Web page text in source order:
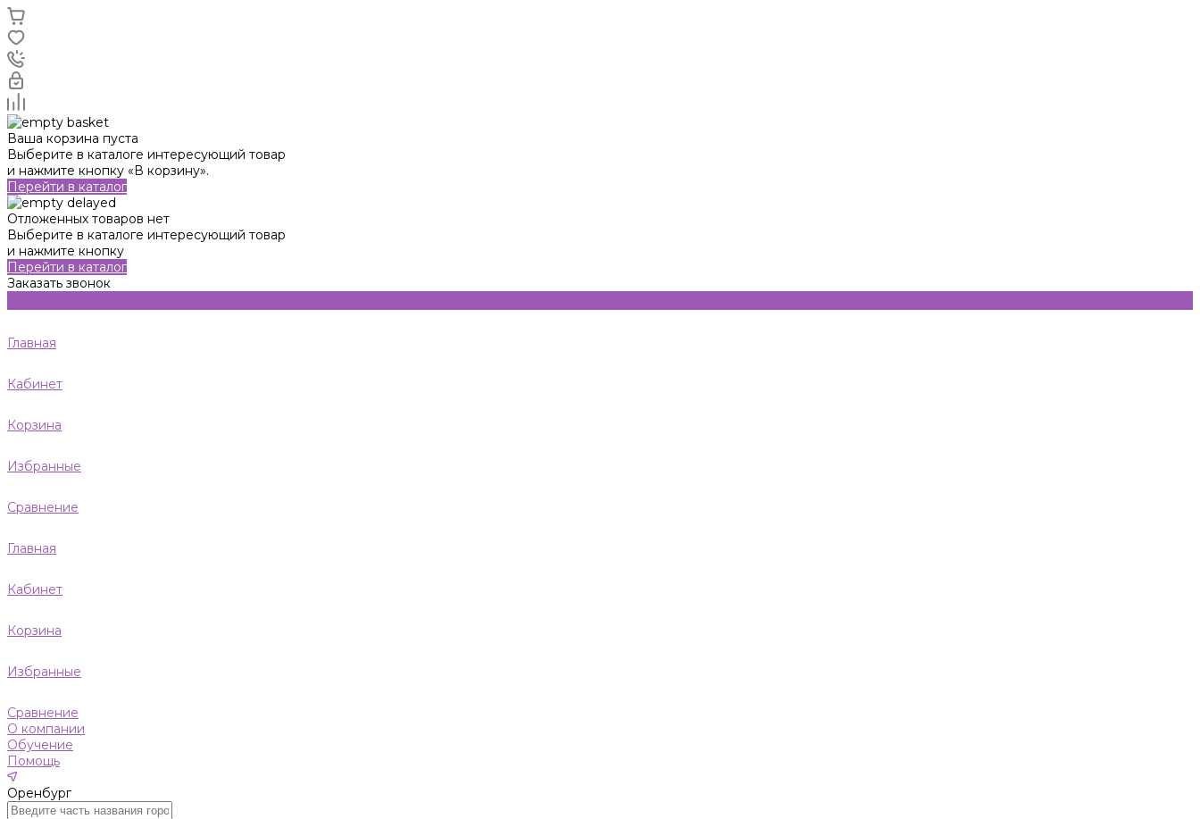
Ваша корзина пуста
Выберите в каталоге интересующий товар
и нажмите кнопку «В корзину».
Перейти в каталог
Отложенных товаров нет
Выберите в каталоге интересующий товар
и нажмите кнопку
Перейти в каталог
Заказать звонок
Главная
Кабинет
Корзина
Избранные
Сравнение
Главная
Кабинет
Корзина
Избранные
Сравнение
О компании
Обучение
Помощь
Оренбург